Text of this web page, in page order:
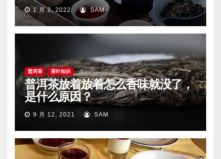
1 月 2, 2022 SAM
普洱茶 茶叶知识
普洱茶放着放着怎么香味就没了，
是什么原因？
9 月 12, 2021 SAM